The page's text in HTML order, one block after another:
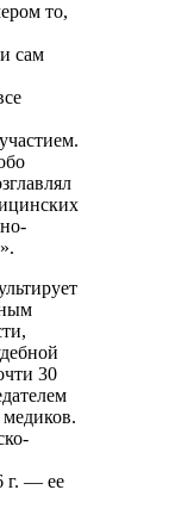
то,
сам
30
г. — ее